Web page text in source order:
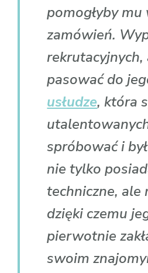
pomogłyby
zamówień.
rekrutacyjnych,
pasować do
usłudze, która
spróbować i
nie tylko
techniczne, ale
dzięki czemu
pierwotnie
swoim